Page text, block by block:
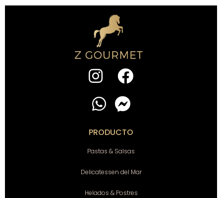
PRODUCTO
Pastas & Salsas
Delicatessen del Mar
Helados & Postres